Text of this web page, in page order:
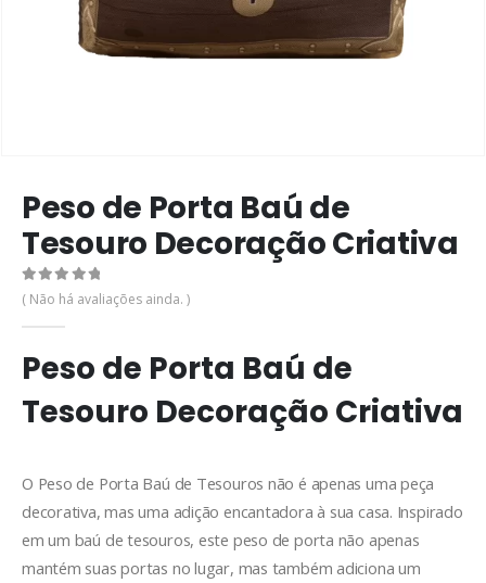
Peso de Porta Baú de
Tesouro Decoração Criativa
0 de 5
( Não há avaliações ainda. )
Peso de Porta Baú de
Tesouro Decoração Criativa
O Peso de Porta Baú de Tesouros não é apenas uma peça
decorativa, mas uma adição encantadora à sua casa. Inspirado
em um baú de tesouros, este peso de porta não apenas
mantém suas portas no lugar, mas também adiciona um